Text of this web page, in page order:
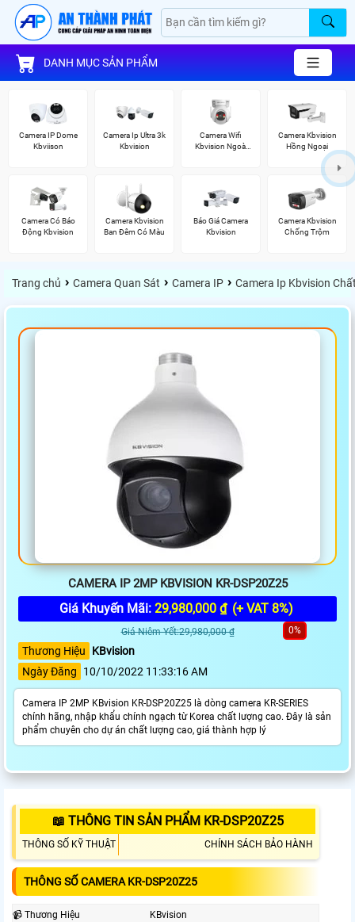
DANH MỤC SẢN PHẨM
Camera IP Dome
Kbviison
Camera Ip Ultra 3k
Kbvision
Camera Wifi
Kbvision Ngoài
Camera Kbvision
Hồng Ngoại
Camera Có Báo
Động Kbvision
Camera Kbvision
Ban Đêm Có Màu
Báo Giá Camera
Kbvision
Camera Kbvision
Chống Trộm
Trang chủ › Camera Quan Sát › Camera IP › Camera Ip Kbvision
CAMERA IP 2MP KBVISION KR-DSP20Z25
Giá Khuyến Mãi: 29,980,000 ₫ (+ VAT 8%)
Giá Niêm Yết:29,980,000 ₫ 0%
Thương Hiệu
KBvision
Ngày Đăng
10/10/2022 11:33:16 AM
Camera IP 2MP KBvision KR-DSP20Z25 là dòng camera KR-SERIES
chính hãng, nhập khẩu chính ngạch từ Korea chất lượng cao. Đây là sản
phẩm chuyên cho dự án chất lượng cao, giá thành hợp lý
📖 THÔNG TIN SẢN PHẨM KR-DSP20Z25
THÔNG SỐ KỸ THUẬT CHÍNH SÁCH BẢO HÀNH
THÔNG SỐ CAMERA KR-DSP20Z25
📹 Thương Hiệu
KBvision